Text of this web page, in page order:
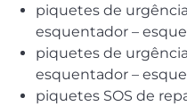
piquetes de
esquentador –
piquetes de
esquentador –
piquetes SOS de